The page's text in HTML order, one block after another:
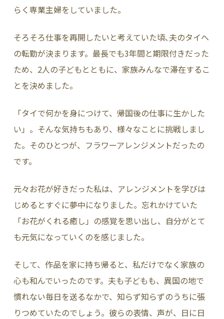
らく専業主婦をしていました。
そろそろ仕事を再開したいと考えていた頃､夫のタイへ
の転勤が決まります。最長でも3年間と期限付きだった
ため、2人の子どもとともに、家族みんなで滞在するこ
とを決めました。
「タイで何かを身につけて、帰国後の仕事に生かした
い」。そんな気持ちもあり、様々なことに挑戦しまし
た。そのひとつが、フラワーアレンジメントだったの
です。
元々お花が好きだった私は、アレンジメントを学びは
じめるとすぐに夢中になりました。忘れかけていた
「お花がくれる癒し」の感覚を思い出し、自分がとて
も元気になっていくのを感じました。
そして、作品を家に持ち帰ると、私だけでなく家族の
心も和んでいったのです。夫も子どもも、異国の地で
慣れない毎日を送るなかで、知らず知らずのうちに張
りつめていたのでしょう。彼らの表情、声が、日に日